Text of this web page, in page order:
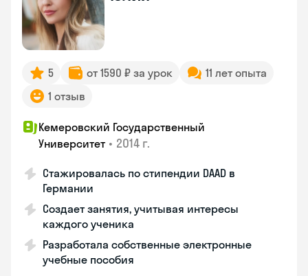
5 от 1590 ₽ за урок
11 лет опыта
1 отзыв
Кемеровский Государственный
Университет • 2014 г.
Стажировалась по стипендии DAAD в
Германии
Создает занятия, учитывая интересы
каждого ученика
Разработала собственные электронные
учебные пособия